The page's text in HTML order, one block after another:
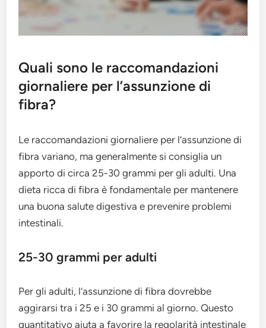
Quali sono le raccomandazioni
giornaliere per l’assunzione di
fibra?
Le raccomandazioni giornaliere per l’assunzione di
fibra variano, ma generalmente si consiglia un
apporto di circa 25-30 grammi per gli adulti. Una
dieta ricca di fibra è fondamentale per mantenere
una buona salute digestiva e prevenire problemi
intestinali.
25-30 grammi per adulti
Per gli adulti, l’assunzione di fibra dovrebbe
aggirarsi tra i 25 e i 30 grammi al giorno. Questo
quantitativo aiuta a favorire la regolarità intestinale